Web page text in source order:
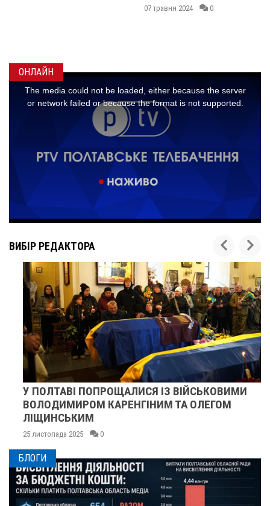
07 травня 2024 0
ОНЛАЙН
ВИБІР РЕДАКТОРА
У ПОЛТАВІ ПОПРОЩАЛИСЯ ІЗ ВІЙСЬКОВИМИ
ВОЛОДИМИРОМ КАРЕНГІНИМ ТА ОЛЕГОМ
ЛІЩИНСЬКИМ
25 листопада 2025
БЛОГИ